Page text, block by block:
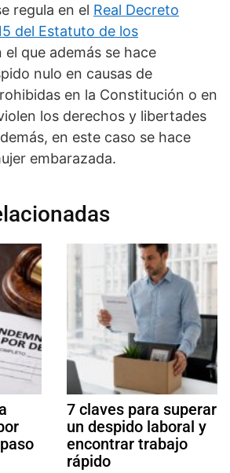
regula en el Real Decreto
del Estatuto de los
el que además se hace
nulo en causas de
en la Constitución o en
los derechos y libertades
en este caso se hace
embarazada.
7 claves para superar
un despido laboral y
encontrar trabajo
rápido